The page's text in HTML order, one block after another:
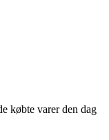
købte varer den dag